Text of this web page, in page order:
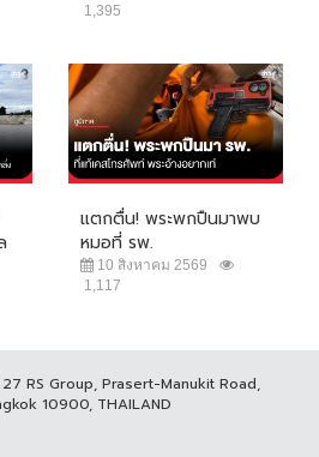
1,395
แตกตื่น! พระพกปืนมาพบ
หมอที่ รพ.
10 สิงหาคม 2569
1,117
RS Group, Prasert-Manukit Road,
10900, THAILAND